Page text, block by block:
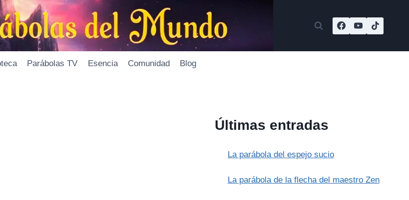
Parábolas TV Esencia Comunidad Blog
Últimas entradas
La parábola del espejo sucio
La parábola de la flecha del maestro Zen